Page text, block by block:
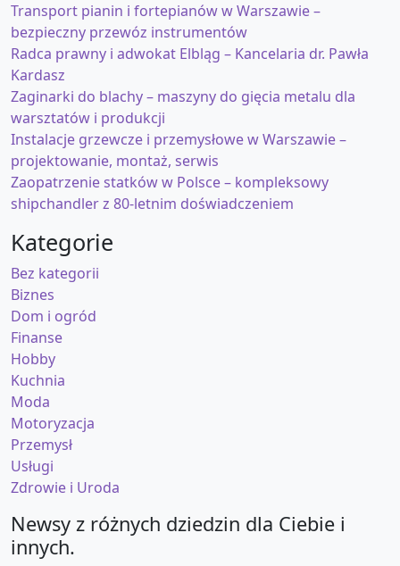
Transport pianin i fortepianów w Warszawie –
bezpieczny przewóz instrumentów
Radca prawny i adwokat Elbląg – Kancelaria dr. Pawła
Kardasz
Zaginarki do blachy – maszyny do gięcia metalu dla
warsztatów i produkcji
Instalacje grzewcze i przemysłowe w Warszawie –
projektowanie, montaż, serwis
Zaopatrzenie statków w Polsce – kompleksowy
shipchandler z 80-letnim doświadczeniem
Kategorie
Bez kategorii
Biznes
Dom i ogród
Finanse
Hobby
Kuchnia
Moda
Motoryzacja
Przemysł
Usługi
Zdrowie i Uroda
Newsy z różnych dziedzin dla Ciebie i
innych.